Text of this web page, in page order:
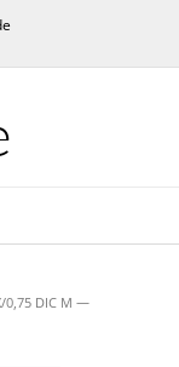
0,75 DIC M —